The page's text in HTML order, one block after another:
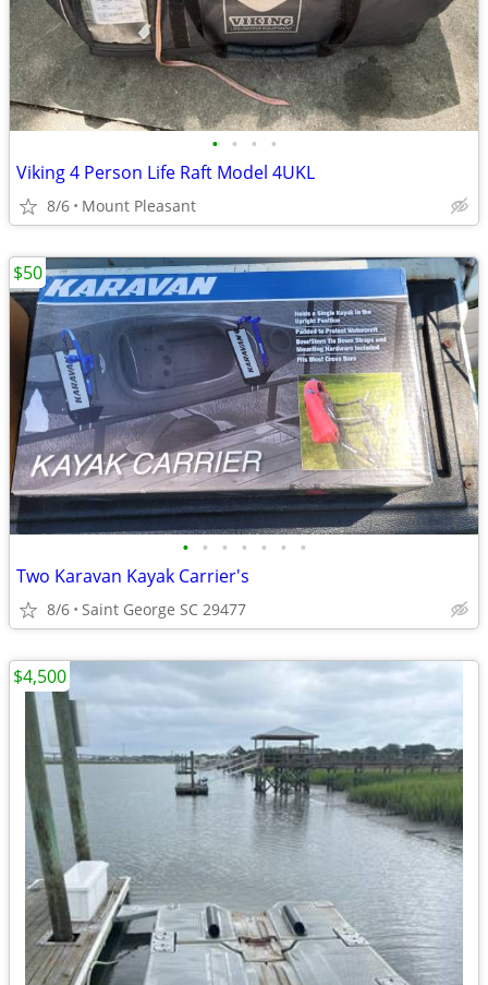
• • • •
Viking 4 Person Life Raft Model 4UKL
8/6 Mount Pleasant
• • • • • • •
Two Karavan Kayak Carrier's
8/6 Saint George SC 29477
$50
$4,500